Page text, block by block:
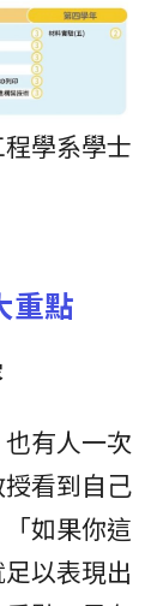
學系學士
重點
有人一次
看到自己
如果你這
以表現出